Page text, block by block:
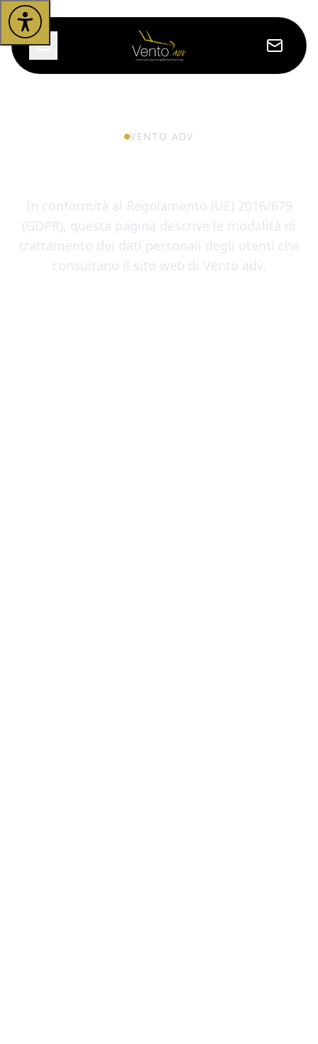
VENTO ADV
In conformità al Regolamento (UE) 2016/679
(GDPR), questa pagina descrive le modalità di
trattamento dei dati personali degli utenti che
consultano il sito web di Vento adv.